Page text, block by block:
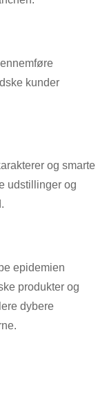
kunder
og smarte
udstillinger og
epidemien
produkter og
dybere